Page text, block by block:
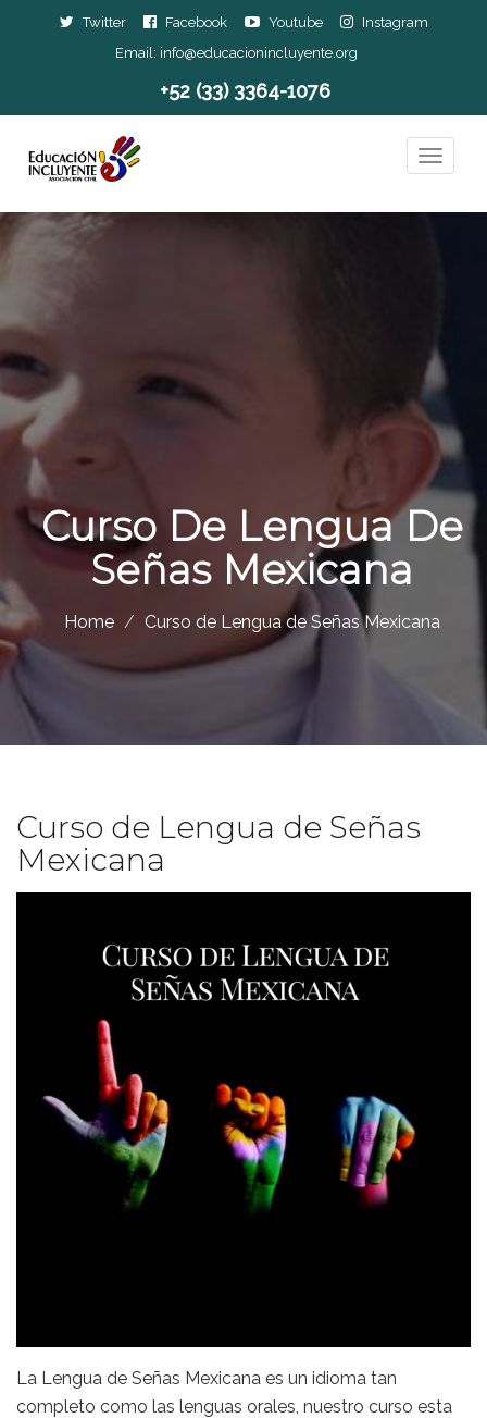
Twitter Facebook Youtube
Instagram
Email: info@educacionincluyente.org
+52 (33) 3364-1076
Curso De Lengua De
Señas Mexicana
Home Curso de Lengua de Señas Mexicana
Curso de Lengua de Señas
Mexicana
La Lengua de Señas Mexicana es un idioma tan
completo como las lenguas orales, nuestro curso esta